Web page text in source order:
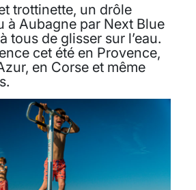
trottinette, un drôle
à Aubagne par Next Blue
tous de glisser sur l’eau.
cet été en Provence,
en Corse et même